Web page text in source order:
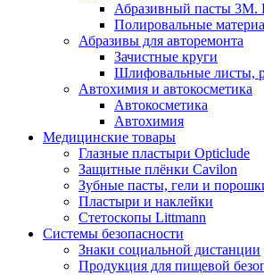
Абразивный пасты 3М.
Полировальные
Абразивы для авторемонта
Зачистные круги
Шлифовальные листы,
Автохимия и автокосметика
Автокосметика
Автохимия
Медицинские товары
Глазные пластыри Opticlude
Защитные плёнки Cavilon
Зубные пасты, гели и
Пластыри и наклейки
Стетоскопы Littmann
Системы безопасности
Знаки социальной дистанции
Продукция для пищевой